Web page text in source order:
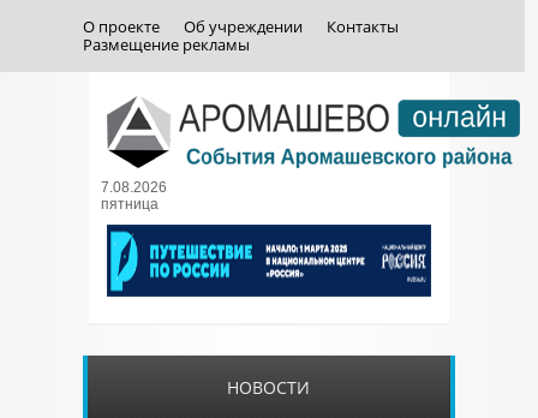
О проекте Об учреждении
Контакты
Размещение рекламы
7.08.2026
пятница
НОВОСТИ